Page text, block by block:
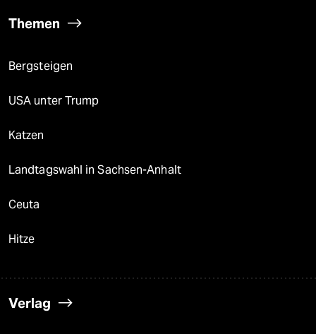
Themen
Bergsteigen
USA unter Trump
Katzen
Landtagswahl in Sachsen-Anhalt
Ceuta
Hitze
Verlag